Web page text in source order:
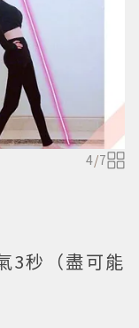
4/7
3秒（盡可能